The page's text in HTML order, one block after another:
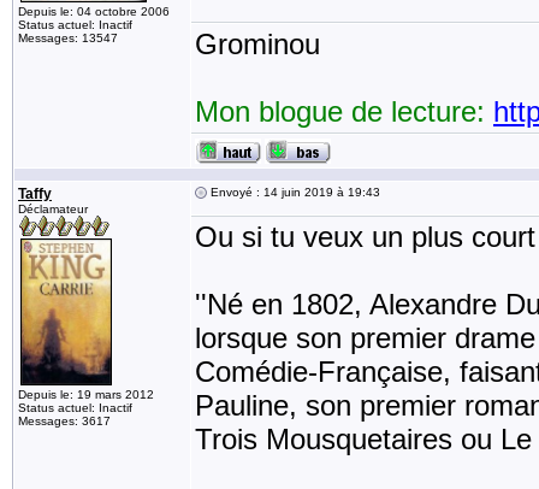
Depuis le: 04 octobre 2006
Status actuel: Inactif
Messages: 13547
Grominou
Mon blogue de lecture:
Taffy
Déclamateur
Depuis le: 19 mars 2012
Status actuel: Inactif
Messages: 3617
Envoyé : 14 juin 2019 à 19:43
Ou si tu veux un plus
''Né en 1802, Alexandre
lorsque son premier
Comédie-Française,
Pauline, son premier
Trois Mousquetaires ou